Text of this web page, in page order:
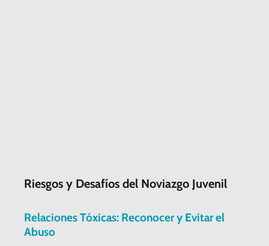
Riesgos y Desafíos del Noviazgo Juvenil
Relaciones Tóxicas: Reconocer y Evitar el
Abuso